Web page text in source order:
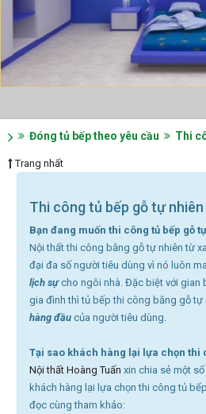
Đóng tủ bếp theo yêu cầu Thi
Trang nhất
Thi công tủ bếp gỗ tự nhiên
Bạn đang muốn thi công tủ bếp gỗ
Nội thất thi công bằng gỗ tự nhiên từ
đại đa số người tiêu dùng vì nó luôn
lịch sựcho ngôi nhà. Đặc biệt với gian
gia đình thì tủ bếp thi công bằng gỗ tự
hàng đầu của người tiêu dùng.
Tại sao khách hàng lại lựa chọn thi
Nội thất Hoàng Tuấn xin chia sẻ một
khách hàng lại lựa chọn thi công tủ
đọc cùng tham khảo: